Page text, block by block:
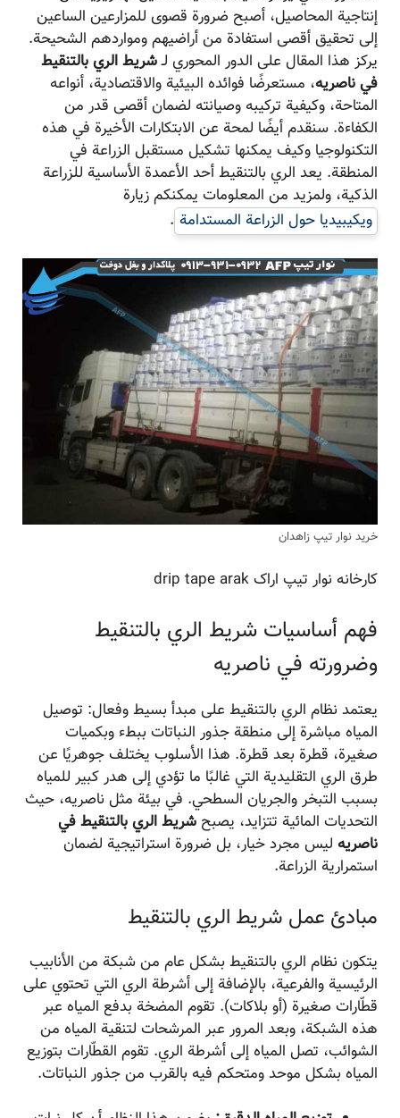
إنتاجية المحاصيل، أصبح ضرورة قصوى للمزارعين الساعين
إلى تحقيق أقصى استفادة من أراضيهم ومواردهم الشحيحة.
يركز هذا المقال على الدور المحوري لـشريط الري بالتنقيط
في ناصریه، مستعرضًا فوائده البيئية والاقتصادية، أنواعه
المتاحة، وكيفية تركيبه وصيانته لضمان أقصى قدر من
الكفاءة. سنقدم أيضًا لمحة عن الابتكارات الأخيرة في هذه
التكنولوجيا وكيف يمكنها تشكيل مستقبل الزراعة في
المنطقة. يعد الري بالتنقيط أحد الأعمدة الأساسية للزراعة
الذكية، ولمزيد من المعلومات يمكنكم زيارة
ويكيبيديا حول الزراعة المستدامة .
خرید نوار تیپ زاهدان
کارخانه نوار تیپ اراک drip tape arak
فهم أساسيات شريط الري بالتنقيط
وضرورته في ناصریه
يعتمد نظام الري بالتنقيط على مبدأ بسيط وفعال: توصيل
المياه مباشرة إلى منطقة جذور النباتات ببطء وبكميات
صغيرة، قطرة بعد قطرة. هذا الأسلوب يختلف جوهريًا عن
طرق الري التقليدية التي غالبًا ما تؤدي إلى هدر كبير للمياه
بسبب التبخر والجريان السطحي. في بيئة مثل ناصریه، حيث
التحديات المائية تتزايد، يصبح شريط الري بالتنقيط في
ناصریه ليس مجرد خيار، بل ضرورة استراتيجية لضمان
استمرارية الزراعة.
مبادئ عمل شريط الري بالتنقيط
يتكون نظام الري بالتنقيط بشكل عام من شبكة من الأنابيب
الرئيسية والفرعية، بالإضافة إلى أشرطة الري التي تحتوي على
قطّارات صغيرة (أو بلاكات). تقوم المضخة بدفع المياه عبر
هذه الشبكة، وبعد المرور عبر المرشحات لتنقية المياه من
الشوائب، تصل المياه إلى أشرطة الري. تقوم القطّارات بتوزيع
المياه بشكل موحد ومتحكم فيه بالقرب من جذور النباتات.